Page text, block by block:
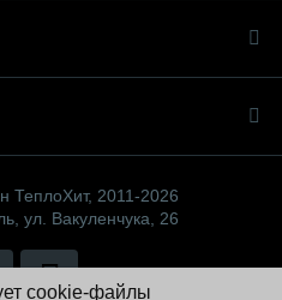
ТеплоХит, 2011-2026
ул. Вакуленчука, 26
cookie-файлы